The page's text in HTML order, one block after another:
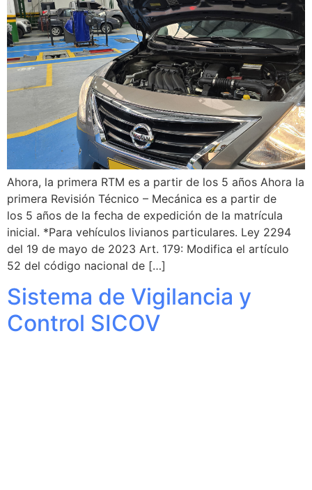
Ahora, la primera RTM es a partir de los 5 años Ahora la
primera Revisión Técnico – Mecánica es a partir de
los 5 años de la fecha de expedición de la matrícula
inicial. *Para vehículos livianos particulares. Ley 2294
del 19 de mayo de 2023 Art. 179: Modifica el artículo
52 del código nacional de […]
Sistema de Vigilancia y
Control SICOV